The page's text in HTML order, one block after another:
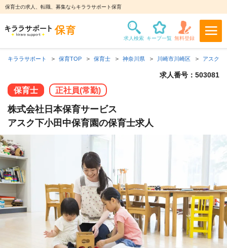
保育士の求人、転職、募集ならキララサポート保育
キララサポート 保育TOP 保育士 神奈川県 川崎市川崎区 アスク下
求人番号：503081
保育士 正社員(常勤)
株式会社日本保育サービス
アスク下小田中保育園の保育士求人